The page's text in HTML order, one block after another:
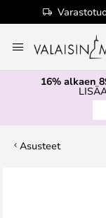
to
Content
16% alkaen
Asusteet